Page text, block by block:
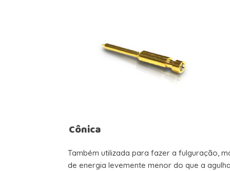
Cônica
Também utilizada para fazer a fulguração,
de energia levemente menor do que a